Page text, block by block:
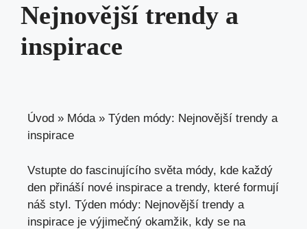
Nejnovější trendy a
inspirace
Úvod » Móda» Týden módy: Nejnovější trendy a
inspirace
Vstupte do fascinujícího světa módy, kde každý
den přináší nové inspirace a trendy, které formují
náš styl. Týden módy: Nejnovější trendy a
inspirace je výjimečný okamžik, kdy se na